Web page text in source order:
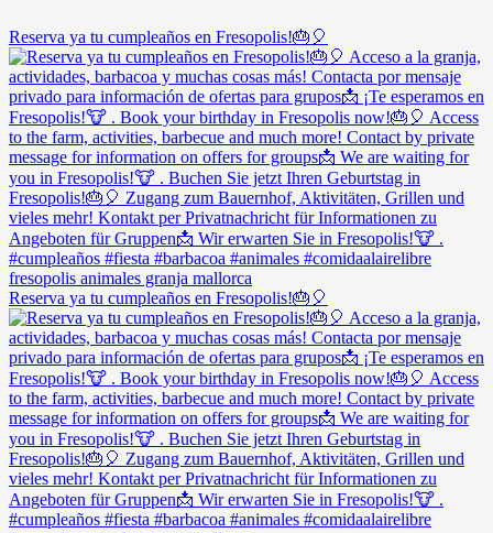
Reserva ya tu cumpleaños en Fresopolis!🎂🎈
Reserva ya tu cumpleaños en Fresopolis!🎂🎈